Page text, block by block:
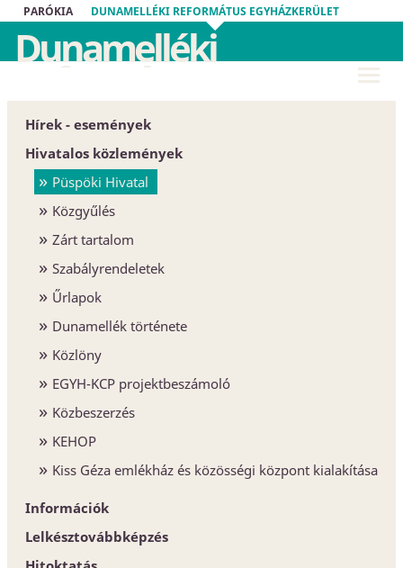
PARÓKIA DUNAMELLÉKI REFORMÁTUS EGYHÁZKERÜLET
Dunamelléki
Református
Egyházkerület
Hírek - események
Hivatalos közlemények
Püspöki Hivatal
Közgyűlés
Zárt tartalom
Szabályrendeletek
Űrlapok
Dunamellék története
Közlöny
EGYH-KCP projektbeszámoló
Közbeszerzés
KEHOP
Kiss Géza emlékház és közösségi központ kialakítása
Információk
Egyházközségek
Lelkésztovábbképzés